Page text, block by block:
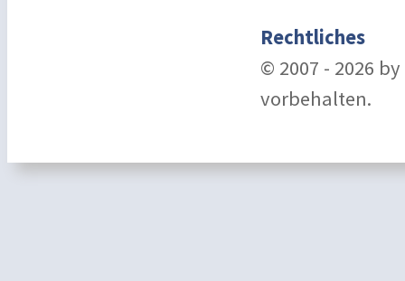
Rechtliches
© 2007 - 2026
vorbehalten.